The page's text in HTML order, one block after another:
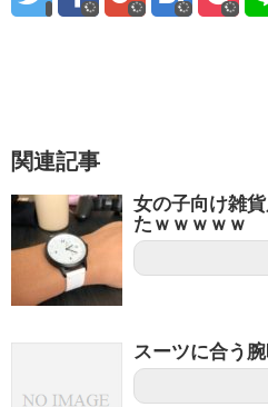
関連記事
女の子向け雑
たｗｗｗｗｗ
スーツに合う